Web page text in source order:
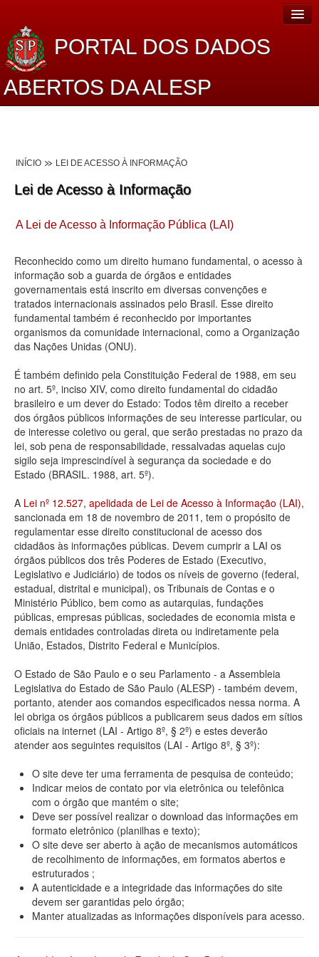
PORTAL DOS DADOS
ABERTOS DA ALESP
Lei de Acesso à Informação
Dados Governamentais Abertos
Planejamento
Catálogo de dados
Processo Legislativo
Deputados Estaduais
Administração
Legislação
Agenda
Perguntas frequentes
Contato
INÍCIO LEI DE ACESSO À INFORMAÇÃO
Lei de Acesso à Informação
A Lei de Acesso à Informação Pública (LAI)
Reconhecido como um direito humano fundamental, o acesso à
informação sob a guarda de órgãos e entidades
governamentais está inscrito em diversas convenções e
tratados internacionais assinados pelo Brasil. Esse direito
fundamental também é reconhecido por importantes
organismos da comunidade internacional, como a Organização
das Nações Unidas (ONU).
É também definido pela Constituição Federal de 1988, em seu
no art. 5º, inciso XIV, como direito fundamental do cidadão
brasileiro e um dever do Estado: Todos têm direito a receber
dos órgãos públicos informações de seu interesse particular, ou
de interesse coletivo ou geral, que serão prestadas no prazo da
lei, sob pena de responsabilidade, ressalvadas aquelas cujo
sigilo seja imprescindível à segurança da sociedade e do
Estado (BRASIL. 1988, art. 5º).
A Lei nº 12.527, apelidada de Lei de Acesso à Informação (LAI),
sancionada em 18 de novembro de 2011, tem o propósito de
regulamentar esse direito constitucional de acesso dos
cidadãos às informações públicas. Devem cumprir a LAI os
órgãos públicos dos três Poderes de Estado (Executivo,
Legislativo e Judiciário) de todos os níveis de governo (federal,
estadual, distrital e municipal), os Tribunais de Contas e o
Ministério Público, bem como as autarquias, fundações
públicas, empresas públicas, sociedades de economia mista e
demais entidades controladas direta ou indiretamente pela
União, Estados, Distrito Federal e Municípios.
O Estado de São Paulo e o seu Parlamento - a Assembleia
Legislativa do Estado de São Paulo (ALESP) - também devem,
portanto, atender aos comandos especificados nessa norma. A
lei obriga os órgãos públicos a publicarem seus dados em sítios
oficiais na internet (LAI - Artigo 8º, § 2º) e estes deverão
atender aos seguintes requisitos (LAI - Artigo 8º, § 3º):
O site deve ter uma ferramenta de pesquisa de conteúdo;
Indicar meios de contato por via eletrônica ou telefônica
com o órgão que mantém o site;
Deve ser possível realizar o download das informações em
formato eletrônico (planilhas e texto);
O site deve ser aberto à ação de mecanismos automáticos
de recolhimento de informações, em formatos abertos e
estruturados ;
A autenticidade e a integridade das informações do site
devem ser garantidas pelo órgão;
Manter atualizadas as informações disponíveis para acesso.